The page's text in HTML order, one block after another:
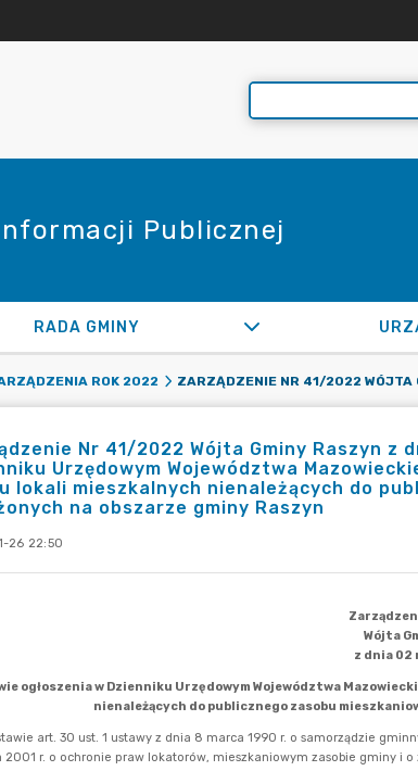
Publicznej
RADA GMINY
ROK 2022
Nr 41/2022 Wójta Gminy Raszyn z
Urzędowym Województwa
lokali mieszkalnych nienależących do
na obszarze gminy Raszyn
26 22:50